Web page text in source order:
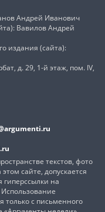
Андрей Иванович
Вавилов Андрей
издания (сайта):
д. 29, 1-й этаж, пом. IV,
текстов, фото
сайте, допускается
гиперссылки на
только с письменного